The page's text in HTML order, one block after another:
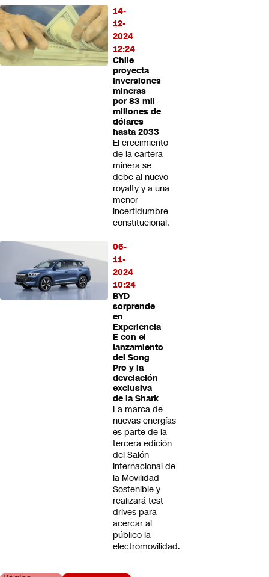
14-
12-
2024
12:24
Chile
proyecta
inversiones
mineras
por 83 mil
millones de
dólares
hasta 2033
El crecimiento
de la cartera
minera se
debe al nuevo
royalty y a una
menor
incertidumbre
constitucional.
06-
11-
2024
10:24
BYD
sorprende
en
Experiencia
E con el
lanzamiento
del Song
Pro y la
develación
exclusiva
de la Shark
La marca de
nuevas energías
es parte de la
tercera edición
del Salón
Internacional de
la Movilidad
Sostenible y
realizará test
drives para
acercar al
público la
electromovilidad.